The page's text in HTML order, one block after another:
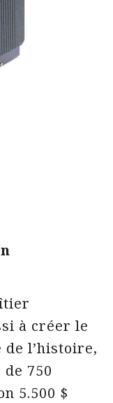
à créer le
l’histoire,
750
5.500 $